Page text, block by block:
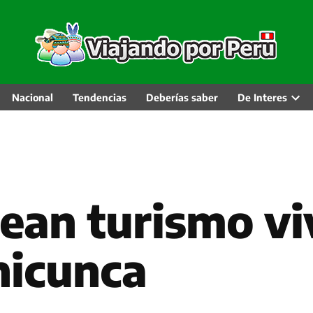
Nacional Tendencias Deberías saber De Interes
turismo